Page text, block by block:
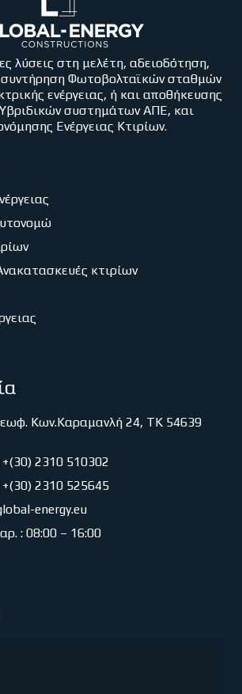
λύσεις στη μελέτη, αδειοδότηση,
Φωτοβολταϊκών σταθμών
ενέργειας, ή και αποθήκευσης
Υβριδικών συστημάτων ΑΠΕ, και
Ενέργειας Κτιρίων.
κτιρίων
Κων.Καραμανλή 24, ΤΚ 54639
2310 510302
2310 525645
energy.eu
: 08:00 – 16:00